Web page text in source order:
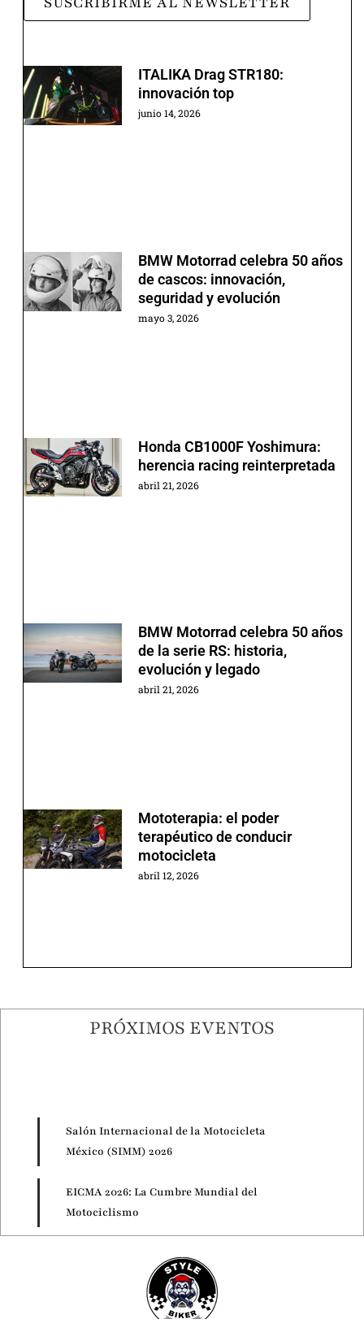
ITALIKA Drag STR180:
innovación top
junio 14, 2026
BMW Motorrad celebra 50 años
de cascos: innovación,
seguridad y evolución
mayo 3, 2026
Honda CB1000F Yoshimura:
herencia racing reinterpretada
abril 21, 2026
BMW Motorrad celebra 50 años
de la serie RS: historia,
evolución y legado
abril 21, 2026
Mototerapia: el poder
terapéutico de conducir
motocicleta
abril 12, 2026
PRÓXIMOS EVENTOS
Salón Internacional de la Motocicleta
México (SIMM) 2026
EICMA 2026: La Cumbre Mundial del
Motociclismo